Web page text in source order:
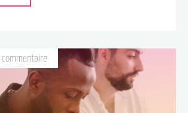
commentaire